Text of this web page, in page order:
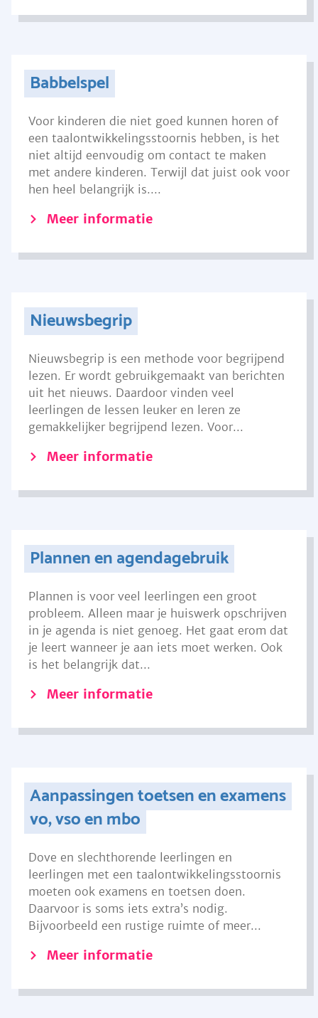
Babbelspel
Voor kinderen die niet goed kunnen horen of
een taalontwikkelingsstoornis hebben, is het
niet altijd eenvoudig om contact te maken
met andere kinderen. Terwijl dat juist ook voor
hen heel belangrijk is....
Meer informatie
Nieuwsbegrip
Nieuwsbegrip is een methode voor begrijpend
lezen. Er wordt gebruikgemaakt van berichten
uit het nieuws. Daardoor vinden veel
leerlingen de lessen leuker en leren ze
gemakkelijker begrijpend lezen. Voor...
Meer informatie
Plannen en agendagebruik
Plannen is voor veel leerlingen een groot
probleem. Alleen maar je huiswerk opschrijven
in je agenda is niet genoeg. Het gaat erom dat
je leert wanneer je aan iets moet werken. Ook
is het belangrijk dat...
Meer informatie
Aanpassingen toetsen en examens
vo, vso en mbo
Dove en slechthorende leerlingen en
leerlingen met een taalontwikkelingsstoornis
moeten ook examens en toetsen doen.
Daarvoor is soms iets extra’s nodig.
Bijvoorbeeld een rustige ruimte of meer...
Meer informatie